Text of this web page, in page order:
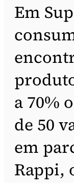
Em
a 70%
de 50
em
Rappi,